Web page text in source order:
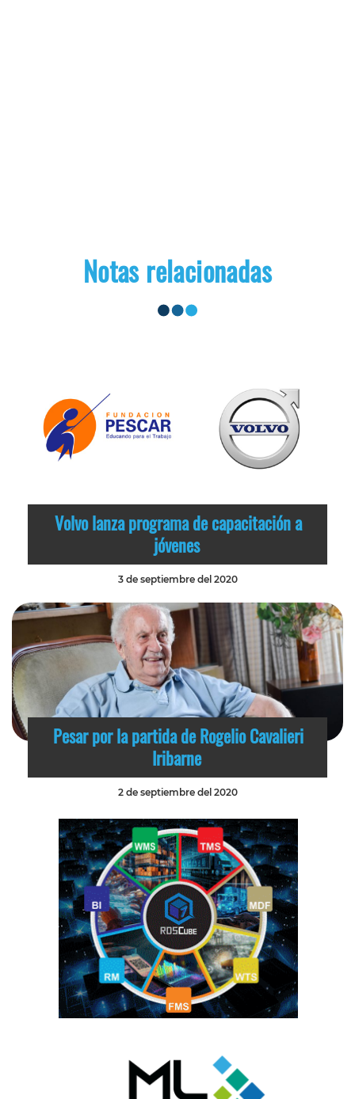
Notas relacionadas
Volvo lanza programa de capacitación a
jóvenes
3 de septiembre del 2020
Pesar por la partida de Rogelio Cavalieri
Iribarne
2 de septiembre del 2020